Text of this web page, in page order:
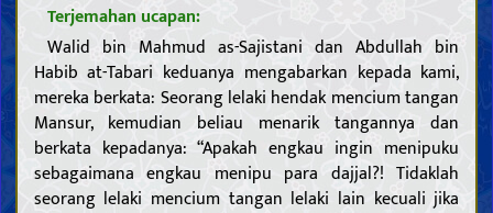
Terjemahan ucapan:
Walid bin Mahmud as-Sajistani dan Abdullah bin
Habib at-Tabari keduanya mengabarkan kepada kami,
mereka berkata: Seorang lelaki hendak mencium tangan
Mansur, kemudian beliau menarik tangannya dan
berkata kepadanya: “Apakah engkau ingin menipuku
sebagaimana engkau menipu para dajjal?! Tidaklah
seorang lelaki mencium tangan lelaki lain kecuali jika